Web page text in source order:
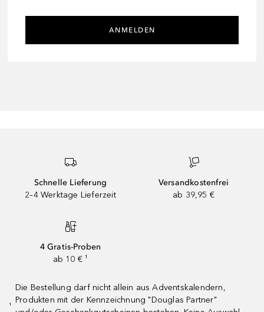
ANMELDEN
Schnelle Lieferung
2–4 Werktage Lieferzeit
Versandkostenfrei
ab 39,95 €
4 Gratis-Proben
ab 10 € ¹
¹
Die Bestellung darf nicht allein aus Adventskalendern,
Produkten mit der Kennzeichnung "Douglas Partner"